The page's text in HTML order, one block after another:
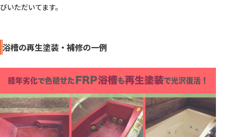
びいただいてます。
浴槽の再生塗装・補修の一例